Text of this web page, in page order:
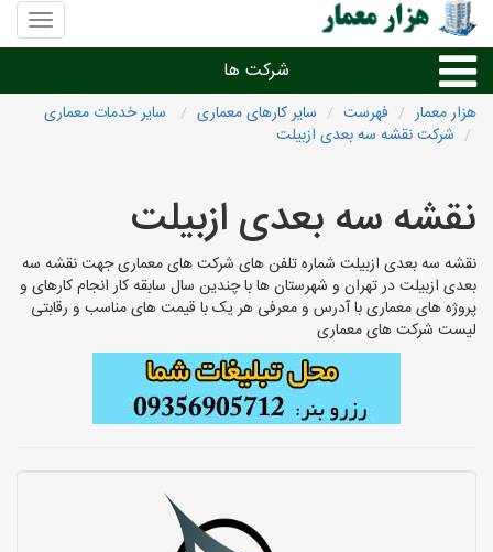
منوی
سایت
معمار
شرکت ها
طراحی داخلی و دکوراسیون داخلی
دیگر امور معماری
شرکت های معماری شهرها
هزار معمار فهرست سایر کارهای معماری
سایر خدمات معماری
شرکت نقشه سه بعدی ازبیلت
نقشه سه بعدی ازبیلت
نقشه سه بعدی ازبیلت شماره تلفن های شرکت های معماری جهت نقشه سه
بعدی ازبیلت در تهران و شهرستان ها با چندین سال سابقه کار انجام کارهای و
پروژه های معماری با آدرس و معرفی هر یک با قیمت های مناسب و رقابتی
لیست شرکت های معماری